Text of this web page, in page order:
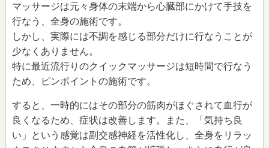
マッサージは元々身体の末端から心臓部にかけて手技を
行なう、全身の施術です。
しかし、実際には不調を感じる部分だけに行なうことが
少なくありません。
特に最近流行りのクイックマッサージは短時間で行なう
ため、ピンポイントの施術です。
すると、一時的にはその部分の筋肉がほぐされて血行が
良くなるため、症状は改善します。また、「気持ち良
い」という感覚は副交感神経を活性化し、全身をリラッ